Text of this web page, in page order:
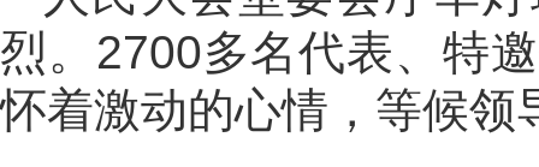
烈。2700多名代表、特
怀着激动的心情，等候领